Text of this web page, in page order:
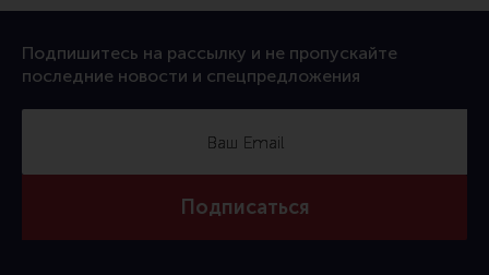
Подпишитесь на рассылку и не пропускайте
последние новости и спецпредложения
Подписаться